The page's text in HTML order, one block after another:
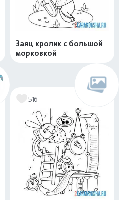
Заяц кролик с большой
морковкой
516